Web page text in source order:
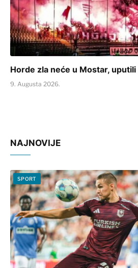
Horde zla neće u Mostar,
9. Augusta 2026.
NAJNOVIJE
SPORT